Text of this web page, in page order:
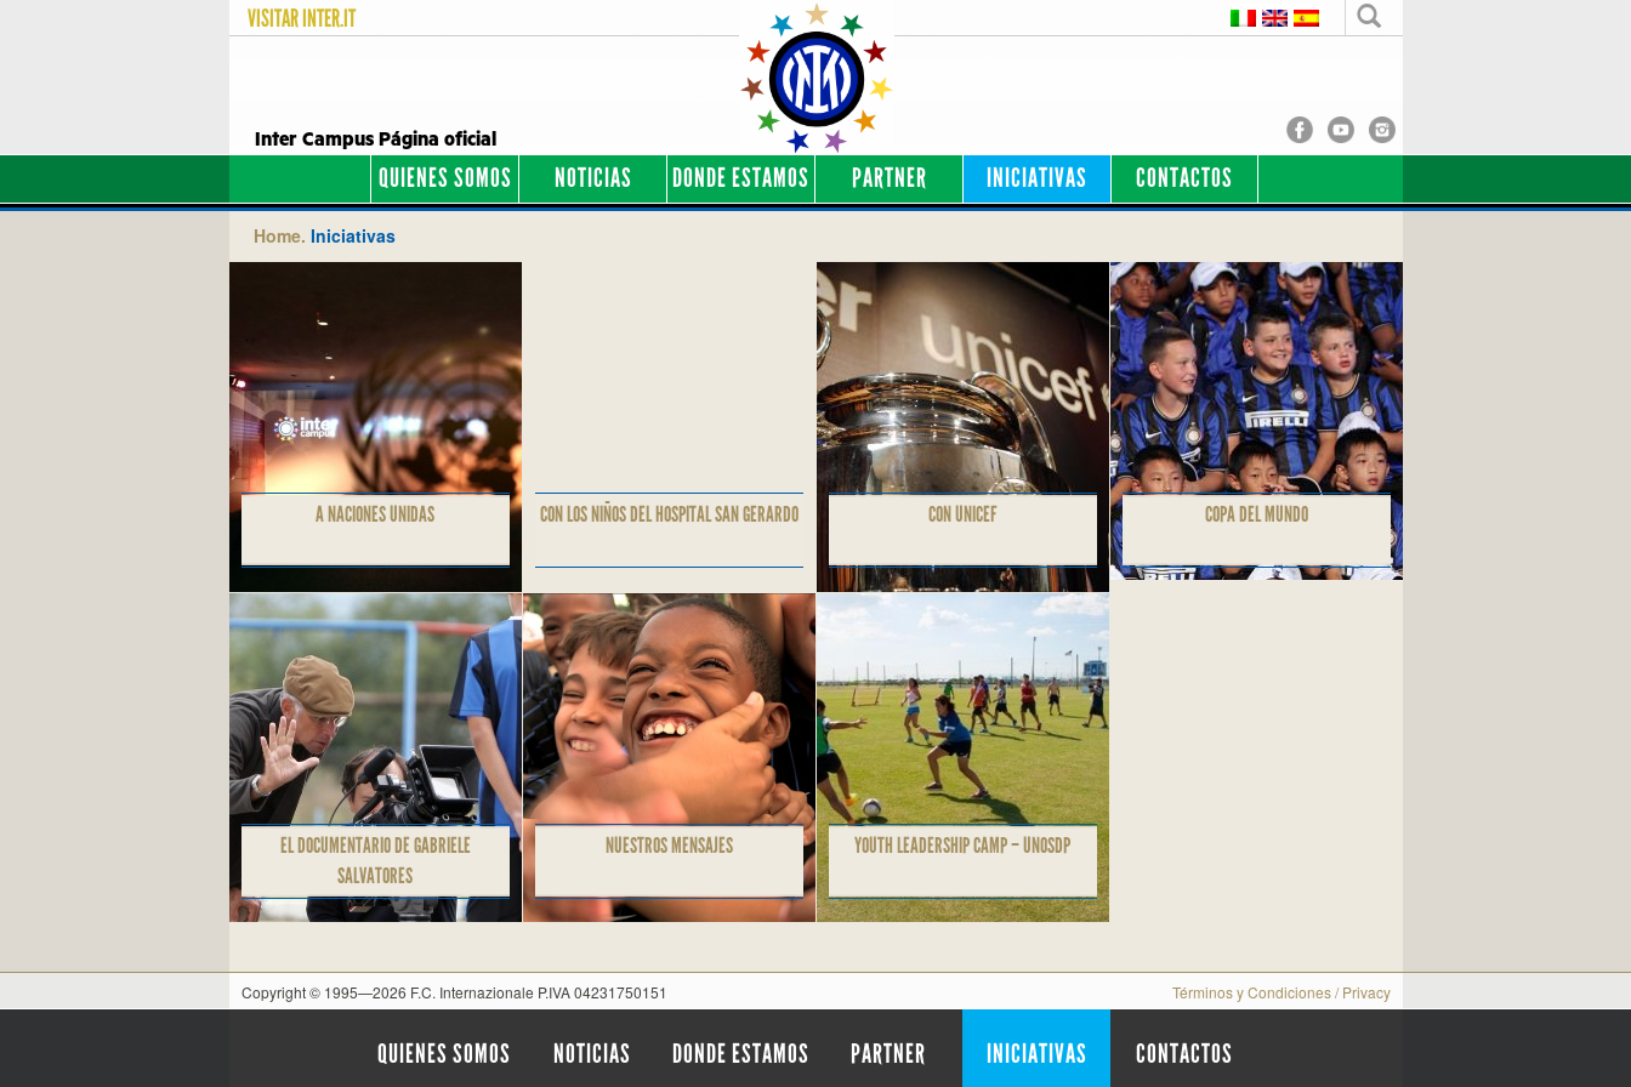
VISITARINTER.IT
Inter Campus Página oficial
QUIENES SOMOS NOTICIAS DONDE ESTAMOS PARTNER INICIATIVAS CONTACTOS
Home. Iniciativas
A NACIONES UNIDAS CON LOS NIÑOS DEL HOSPITAL SAN GERARDO CON UNICEF COPA DEL MUNDO
EL DOCUMENTARIO DE GABRIELE
SALVATORES
NUESTROS MENSAJES YOUTH LEADERSHIP CAMP – UNOSDP
Copyright © 1995—2026 F.C. Internazionale P.IVA 04231750151 Términos y Condiciones/Privacy
QUIENES SOMOS NOTICIAS DONDE ESTAMOS PARTNER INICIATIVAS CONTACTOS